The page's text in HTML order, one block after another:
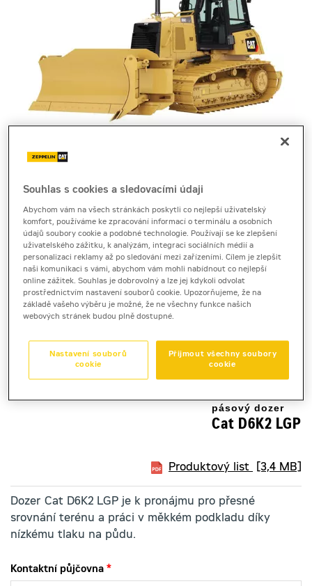
Cena za pronájem
1 - 22 dnů
11 710 Kč bez DPH
14 169 Kč s DPH
23 a více dnů
10 520 Kč bez DPH
12 729 Kč s DPH
Kauce
40 000 Kč
pásový dozer
Cat D6K2 LGP
Produktový list [3,4 MB]
Dozer Cat D6K2 LGP je k pronájmu pro přesné
srovnání terénu a práci v měkkém podkladu díky
nízkému tlaku na půdu.
Kontaktní půjčovna
Souhlas s cookies a sledovacími údaji
Abychom vám na všech stránkách poskytli co nejlepší uživatelský
komfort, používáme ke zpracování informací o terminálu a osobních
údajů soubory cookie a podobné technologie. Používají se ke zlepšení
uživatelského zážitku, k analýzám, integraci sociálních médií a
personalizaci reklamy až po sledování mezi zařízeními. Cílem je zlepšit
naši komunikaci s vámi, abychom vám mohli nabídnout co nejlepší
online zážitek. Souhlas je dobrovolný a lze jej kdykoli odvolat
prostřednictvím nastavení souborů cookie. Upozorňujeme, že na
základě vašeho výběru je možné, že ne všechny funkce našich
webových stránek budou plně dostupné.
Přijmout všechny soubory
cookie
Nastavení souborů
cookie